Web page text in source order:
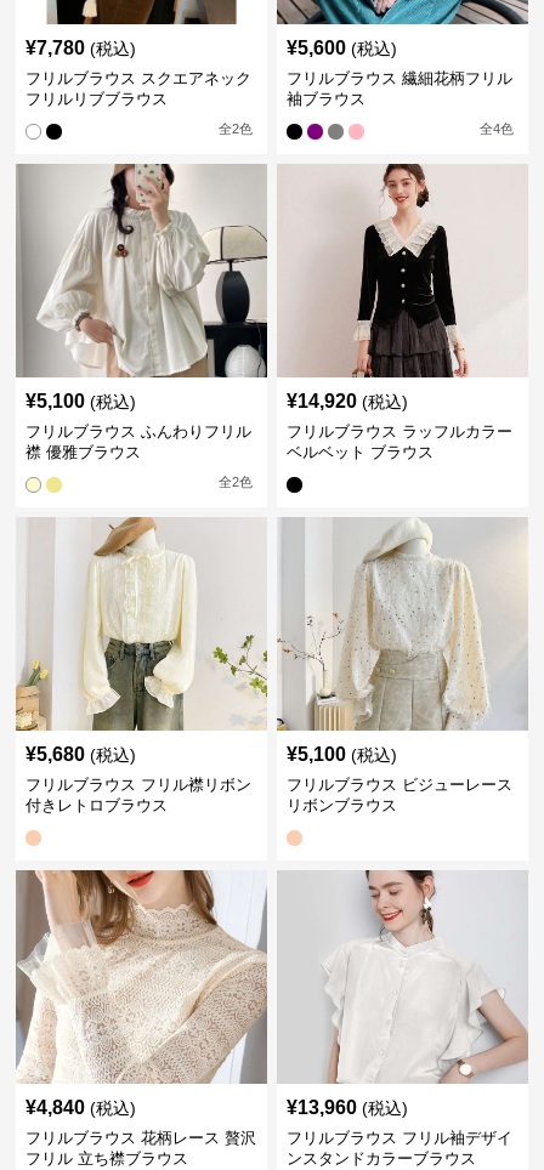
¥7,780 (税込)
フリルブラウス スクエアネック
フリルリブブラウス
全2色
¥5,600 (税込)
フリルブラウス 繊細花柄フリル
袖ブラウス
全4色
¥5,100 (税込)
フリルブラウス ふんわりフリル
襟 優雅ブラウス
全2色
¥14,920 (税込)
フリルブラウス ラッフルカラー
ベルベット ブラウス
¥5,680 (税込)
フリルブラウス フリル襟リボン
付きレトロブラウス
¥5,100 (税込)
フリルブラウス ビジューレース
リボンブラウス
¥4,840 (税込)
フリルブラウス 花柄レース 贅沢
フリル 立ち襟ブラウス
¥13,960 (税込)
フリルブラウス フリル袖デザイ
ンスタンドカラーブラウス